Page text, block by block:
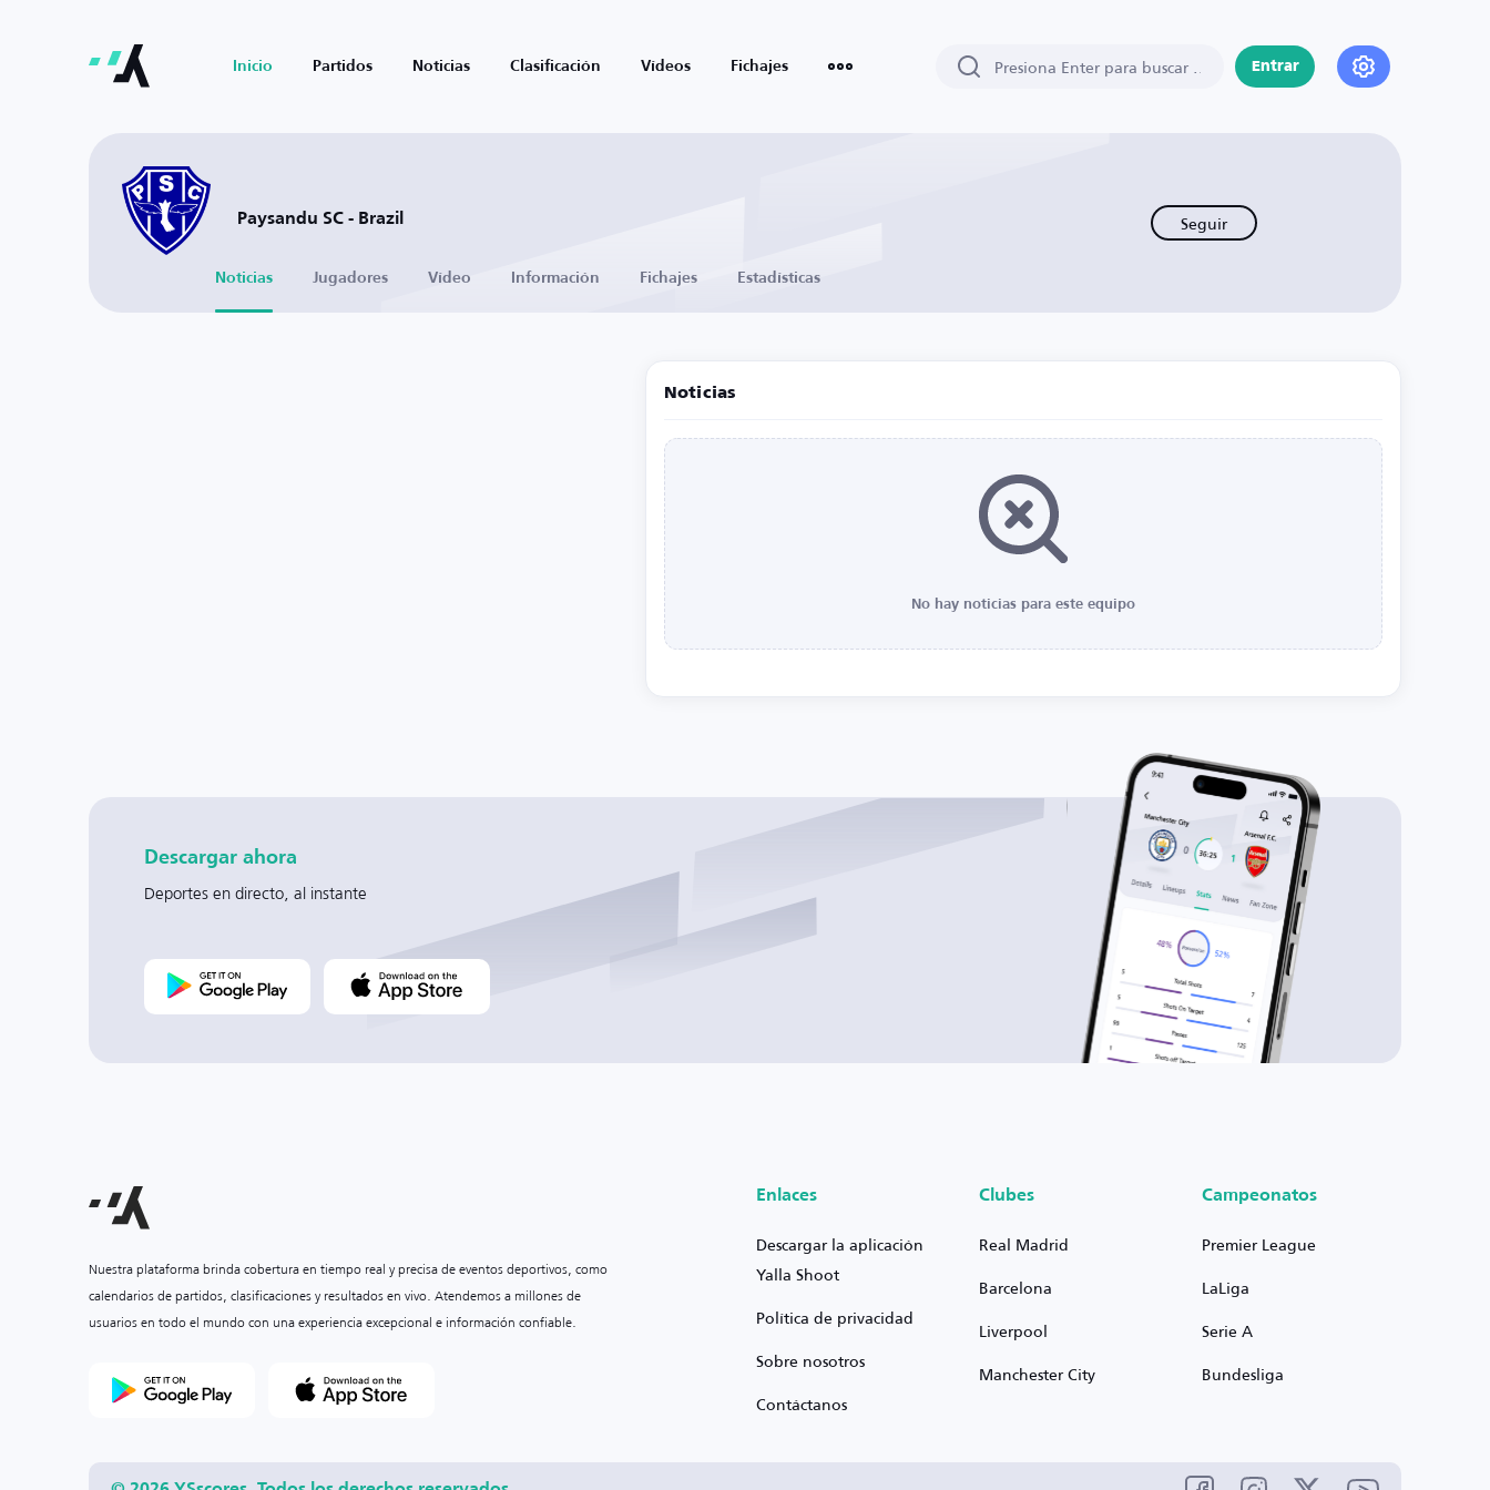
Inicio Partidos Noticias Clasificación Vídeos Fichajes Entrar
Paysandu SC - Brazil Seguir
Noticias Jugadores Vídeo Información Fichajes Estadísticas
Noticias
No hay noticias para este equipo
Descargar ahora
Deportes en directo, al instante
Nuestra plataforma brinda cobertura en tiempo real y precisa de eventos deportivos, como
calendarios de partidos, clasificaciones y resultados en vivo. Atendemos a millones de
usuarios en todo el mundo con una experiencia excepcional e información confiable.
Enlaces
Descargar la aplicación
Yalla Shoot
Política de privacidad
Sobre nosotros
Contáctanos
Clubes
Real Madrid
Barcelona
Liverpool
Manchester City
Campeonatos
Premier League
LaLiga
Serie A
Bundesliga